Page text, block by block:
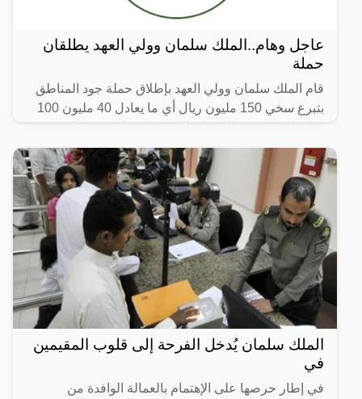
عاجل وهام..الملك سلمان وولي العهد يطلقان
حملة
قام الملك سلمان وولي العهد بإطلاق حملة جود المناطق
بتبرع سخي 150 مليون ريال أي ما يعادل 40 مليون 100
لذوي
الملك سلمان يُدخل الفرحة إلى قلوب المقيمين
في
في إطار حرصها على الإهتمام بالعمالة الوافدة من